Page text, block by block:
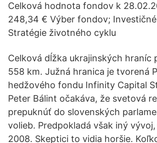
Celková hodnota fondov k
248,34 € Výber fondov;
Stratégie životného cyklu
Celková dĺžka ukrajinských hraníc
558 km. Južná hranica je tvorená
hedžového fondu Infinity Capital
Peter Bálint očakáva, že svetová
prepuknúť do slovenských
volieb. Predpokladá však iný
2008. Skeptici to vidia horšie.